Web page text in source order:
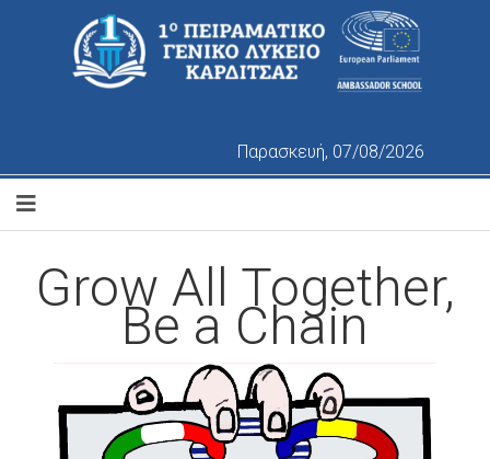
Παρασκευή, 07/08/2026
Grow All Together,
Be a Chain